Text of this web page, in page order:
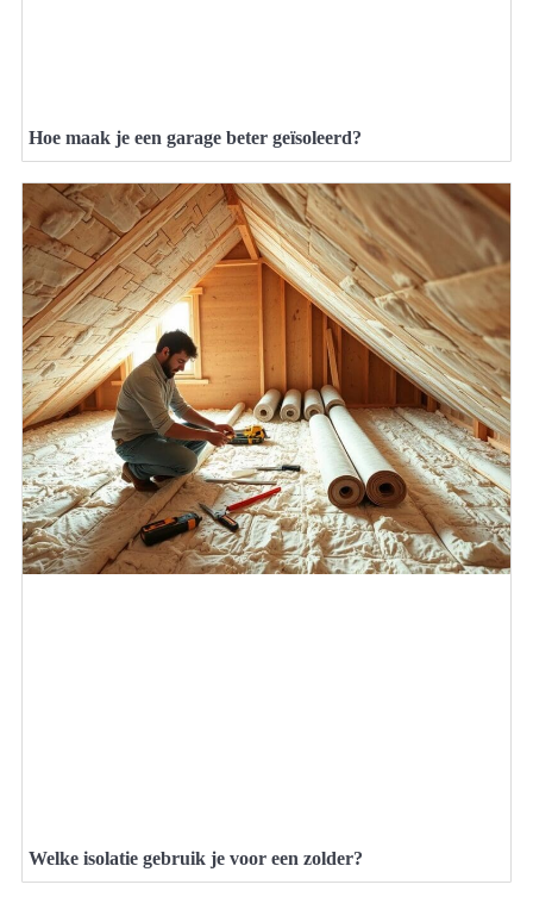
Hoe maak je een garage beter geïsoleerd?
Welke isolatie gebruik je voor een zolder?